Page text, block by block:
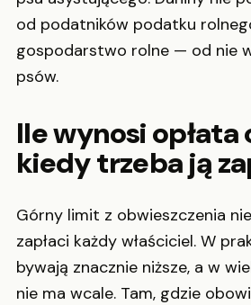
od podatników podatku
gospodarstwo rolne — od nie
psów.
Ile wynosi opłata
kiedy trzeba ją
Górny limit z obwieszczenia
zapłaci każdy właściciel. W
bywają znacznie niższe, a w
nie ma wcale. Tam, gdzie